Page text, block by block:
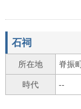
石祠
所在地 脊振
時代 --